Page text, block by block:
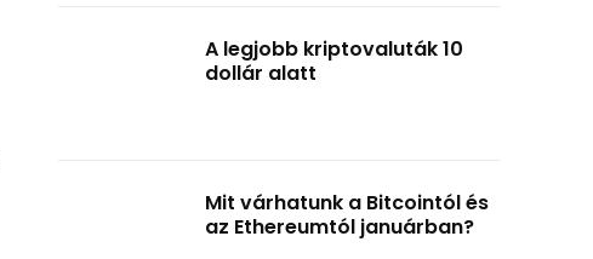
A legjobb kriptovaluták 10
dollár alatt
Mit várhatunk a Bitcointól és
az Ethereumtól januárban?